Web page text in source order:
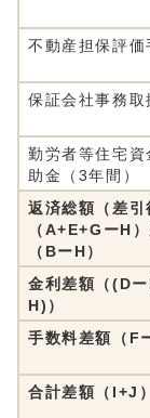
不動産担保評価
保証会社事務取
勤労者等住宅資
助金（3年間）
返済総額（差引
（A+E+GーH
（BーH）
金利差額（(D
H)）
手数料差額（F
合計差額（I+J）